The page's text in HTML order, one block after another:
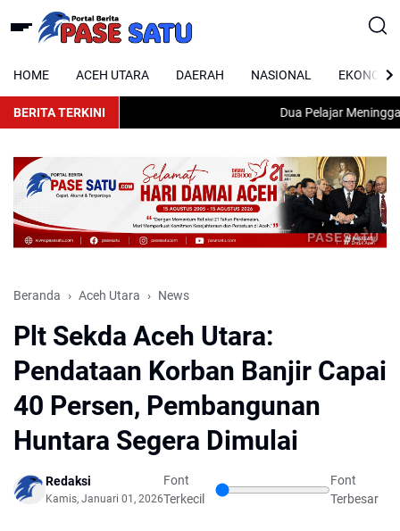
HOME ACEH UTARA DAERAH NASIONAL EKONOMI
BERITA TERKINI Dua Pelajar Meninggal
PASESATU
Beranda Aceh Utara News
Plt Sekda Aceh Utara:
Pendataan Korban Banjir Capai
40 Persen, Pembangunan
Huntara Segera Dimulai
Redaksi
Kamis, Januari 01, 2026
Font
Terkecil
Font
Terbesar